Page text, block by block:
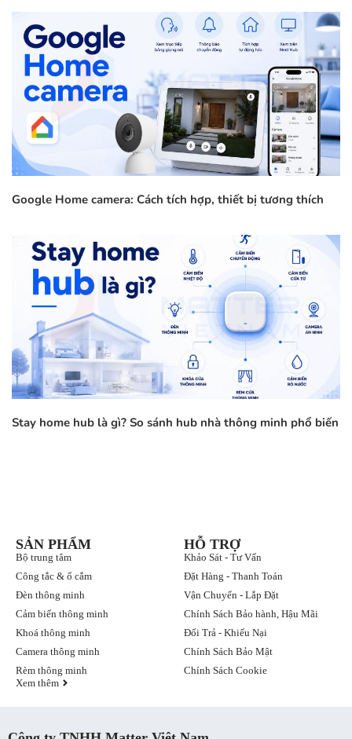
Google Home camera: Cách tích hợp, thiết bị tương thích
Stay home hub là gì? So sánh hub nhà thông minh phổ biến
HỖ TRỢ
Khảo Sát - Tư Vấn
Đặt Hàng - Thanh Toán
Vận Chuyển - Lắp Đặt
Chính Sách Bảo hành, Hậu Mãi
Đổi Trả - Khiếu Nại
Chính Sách Bảo Mật
Chính Sách Cookie
SẢN PHẨM
Bộ trung tâm
Công tắc & ổ cắm
Đèn thông minh
Cảm biến thông minh
Khoá thông minh
Camera thông minh
Rèm thông minh
Xem thêm